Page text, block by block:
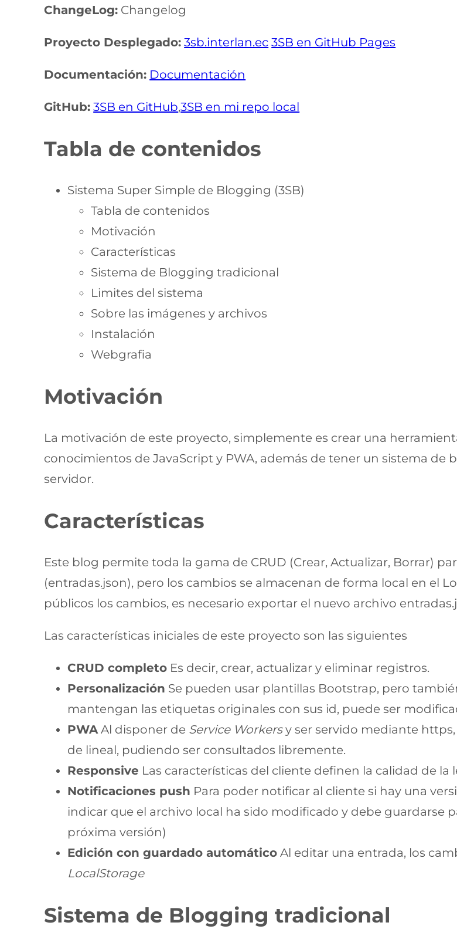
ChangeLog: Changelog
Proyecto Desplegado: 3sb.interlan.ec 3SB en GitHub Pages
Documentación: Documentación
GitHub: 3SB en GitHub,3SB en mi repo local
Tabla de contenidos
Sistema Super Simple de Blogging (3SB)
Tabla de contenidos
Motivación
Características
Sistema de Blogging tradicional
Limites del sistema
Sobre las imágenes y archivos
Instalación
Webgrafia
Motivación
La motivación de este proyecto, simplemente es crear una
conocimientos de JavaScript y PWA, además de tener un sistema
servidor.
Características
Este blog permite toda la gama de CRUD (Crear, Actualizar, Borrar)
(entradas.json), pero los cambios se almacenan de forma local en el
públicos los cambios, es necesario exportar el nuevo archivo
Las características iniciales de este proyecto son las siguientes
CRUD completo Es decir, crear, actualizar y eliminar registros.
Personalización Se pueden usar plantillas Bootstrap, pero
mantengan las etiquetas originales con sus id, puede ser
PWAAl disponer de Service Workersy ser servido mediante
de lineal, pudiendo ser consultados libremente.
Responsive Las características del cliente definen la calidad de la
Notificaciones push Para poder notificar al cliente si hay una
indicar que el archivo local ha sido modificado y debe guardarse
próxima versión)
Edición con guardado automático Al editar una entrada, los
LocalStorage
Sistema de Blogging tradicional